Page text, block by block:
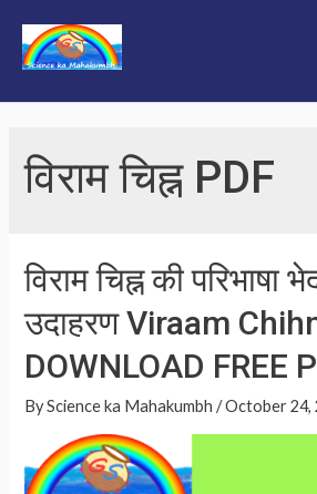
content
विराम चिह्न PDF
विराम चिह्न की परिभाषा
उदाहरण Viraam
DOWNLOAD FREE
ByScience ka Mahakumbh /October 24,